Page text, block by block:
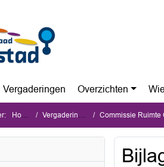
Vergaderingen Overzichten
Home Vergaderingen Commissie Ruimte